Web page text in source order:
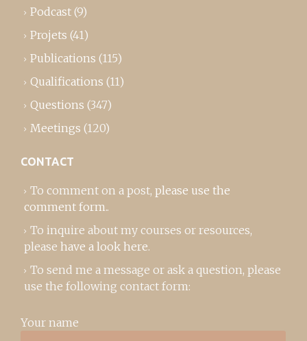
Podcast (9)
Projets (41)
Publications (115)
Qualifications (11)
Questions (347)
Meetings (120)
CONTACT
To comment on a post, please use the
comment form..
To inquire about my courses or resources,
please have a look here.
To send me a message or ask a question, please
use the following contact form:
Your name